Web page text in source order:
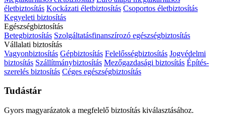
életbiztosítás Kockázati életbiztosítás Csoportos életbiztosítás
Kegyeleti biztosítás
Egészségbiztosítás
Betegbiztosítás Szolgáltatásfinanszírozó egészségbiztosítás
Vállalati biztosítás
Vagyonbiztosítás Gépbiztosítás Felelősségbiztosítás Jogvédelmi
biztosítás Szállítmánybiztosítás Mezőgazdasági biztosítás Építés-
szerelés biztosítás Céges egészségbiztosítás
Tudástár
Gyors magyarázatok a megfelelő biztosítás kiválasztásához.